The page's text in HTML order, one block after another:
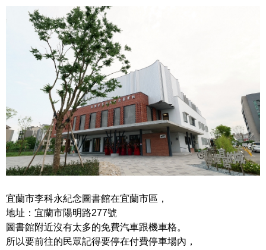
宜蘭市李科永紀念圖書館在宜蘭市區，
地址：宜蘭市陽明路277號
圖書館附近沒有太多的免費汽車跟機車格。
所以要前往的民眾記得要停在付費停車場內，